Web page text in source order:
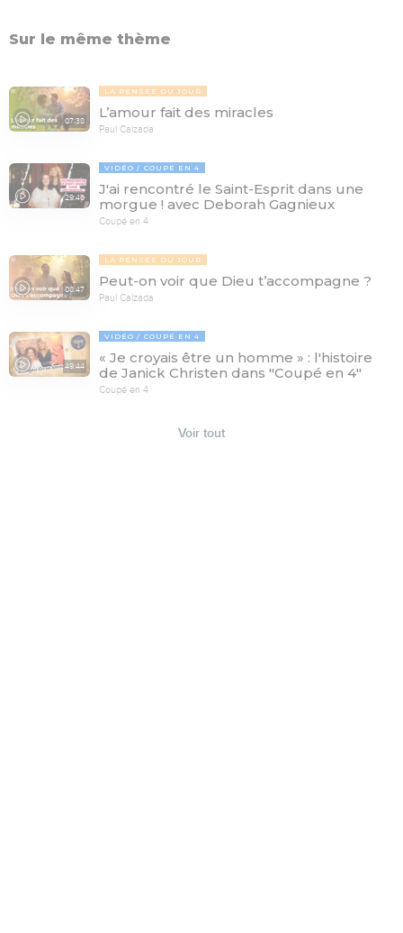
Sur le même thème
07:38
LA PENSÉE DU JOUR
L’amour fait des miracles
Paul Calzada
29:46
VIDÉO COUPÉ EN 4
J'ai rencontré le Saint-Esprit dans une
morgue ! avec Deborah Gagnieux
Coupé en 4
08:47
LA PENSÉE DU JOUR
Peut-on voir que Dieu t’accompagne ?
Paul Calzada
49:44
VIDÉO COUPÉ EN 4
« Je croyais être un homme » : l'histoire
de Janick Christen dans "Coupé en 4"
Coupé en 4
Voir tout